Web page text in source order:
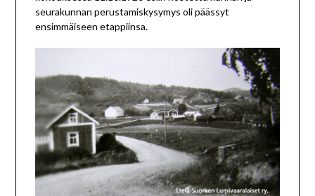
seurakunnan perustamiskysymys oli päässyt
ensimmäiseen etappiinsa.